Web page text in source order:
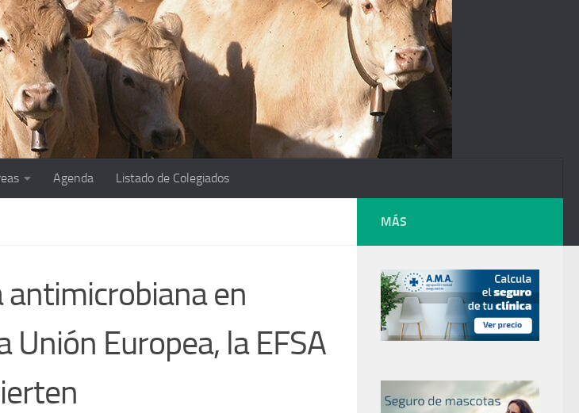
Agenda Listado de Colegiados
antimicrobiana en
Unión Europea, la EFSA
MÁS